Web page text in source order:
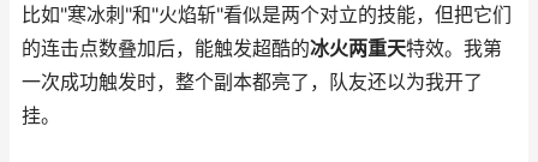
比如"寒冰刺"和"火焰斩"看似是两个对立的技能，但把它们
的连击点数叠加后，能触发超酷的冰火两重天特效。我第
一次成功触发时，整个副本都亮了，队友还以为我开了
挂。